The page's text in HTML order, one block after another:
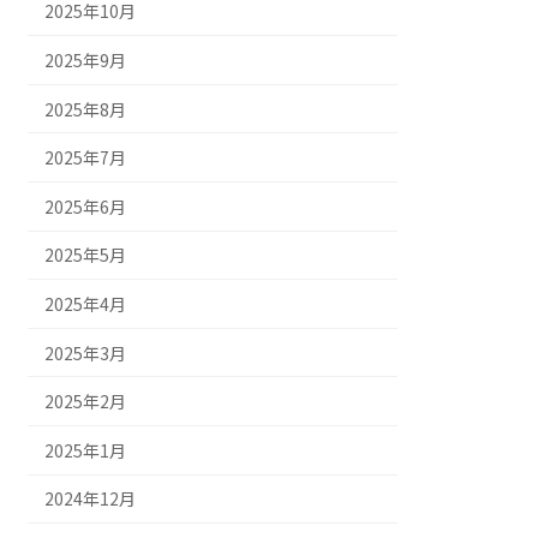
2025年10月
2025年9月
2025年8月
2025年7月
2025年6月
2025年5月
2025年4月
2025年3月
2025年2月
2025年1月
2024年12月